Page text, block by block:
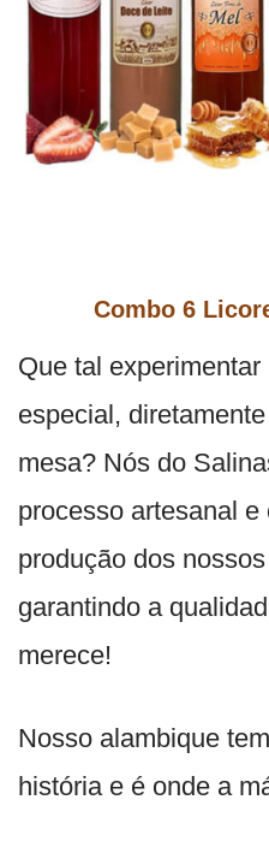
Combo 6
Que tal
especial,
mesa? Nós do
processo artesanal e
produção dos
garantindo a
merece!
Nosso alambique
história e é onde a